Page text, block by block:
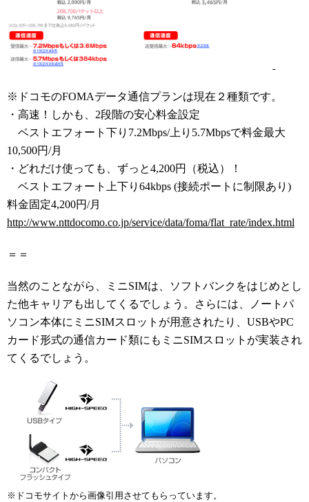
※ドコモのFOMAデータ通信プランは現在２種類です。
・高速！しかも、2段階の安心料金設定
ベストエフォート下り7.2Mbps/上り5.7Mbpsで料金最大
10,500円/月
・どれだけ使っても、ずっと4,200円（税込）！
ベストエフォート上下り64kbps (接続ポートに制限あり)
料金固定4,200円/月
http://www.nttdocomo.co.jp/service/data/foma/flat_rate/index.html
＝＝
当然のことながら、ミニSIMは、ソフトバンクをはじめとし
た他キャリアも出してくるでしょう。さらには、ノートパ
ソコン本体にミニSIMスロットが用意されたり、USBやPC
カード形式の通信カード類にもミニSIMスロットが実装され
てくるでしょう。
※ドコモサイトから画像引用させてもらっています。